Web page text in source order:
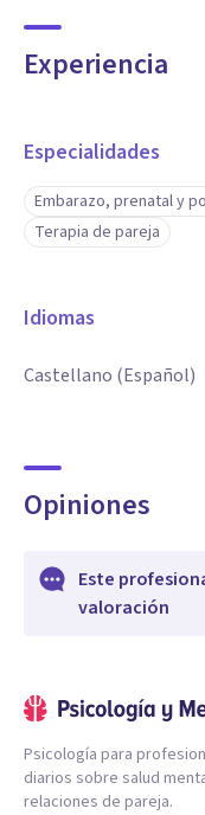
Experiencia
Especialidades
Embarazo, prenatal y
Terapia de pareja
Idiomas
Castellano (Español)
Opiniones
Este
valoración
Psicología para
diarios sobre salud
relaciones de pareja.